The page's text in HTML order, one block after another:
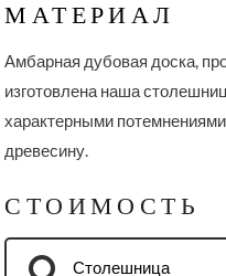
МАТЕРИАЛ
Амбарная дубовая доска,
изготовлена наша
характерными
древесину.
СТОИМОСТЬ
Столешница